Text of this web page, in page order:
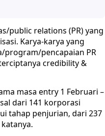
public relations (PR) yang
Karya-karya yang
program/pencapaian PR
credibility &
masa entry 1 Februari –
dari 141 korporasi
tahap penjurian, dari 237